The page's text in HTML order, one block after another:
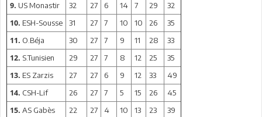
9. US Monastir 32 27 6 14 7 29 32
10. ESH-Sousse 31 27 7 10 10 26 35
11. O.Béja 30 27 7 9 11 28 33
12. S.Tunisien 29 27 7 8 12 25 35
13. ES Zarzis 27 27 6 9 12 33 49
14. CSH-Lif 26 27 7 5 15 26 45
15. AS Gabès 22 27 4 10 13 23 39